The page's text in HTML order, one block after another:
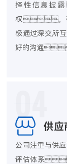
择性信息披
权，确
极通过深交所
好的沟通
04
供应
公司注重与供
评估体系